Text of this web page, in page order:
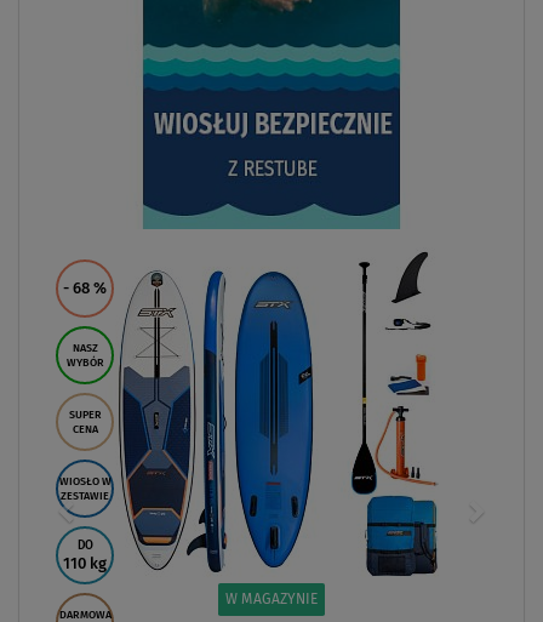
- 68 %
NASZ
WYBÓR
SUPER
CENA
WIOSŁO W
ZESTAWIE
DO
110 kg
DARMOWA
W MAGAZYNIE